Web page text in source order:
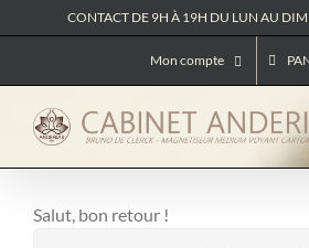
au
CONTACT DE 9H À 19H DU LUN AU
Mon compte
Salut, bon retour !